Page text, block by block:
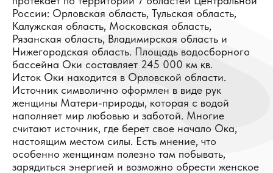
России: Орловская область, Тульская область,
Калужская область, Московская область,
Рязанская область, Владимирская область и
Нижегородская область. Площадь водосборного
бассейна Оки составляет 245 000 км кв.
Исток Оки находится в Орловской области.
Источник символично оформлен в виде рук
женщины Матери-природы, которая с водой
наполняет мир любовью и заботой. Многие
считают источник, где берет свое начало Ока,
настоящим местом силы. Есть мнение, что
особенно женщинам полезно там побывать,
зарядиться энергией и возможно обрести женское